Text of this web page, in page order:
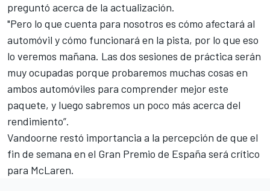
preguntó acerca de la actualización.
"Pero lo que cuenta para nosotros es cómo afectará al
automóvil y cómo funcionará en la pista, por lo que eso
lo veremos mañana. Las dos sesiones de práctica serán
muy ocupadas porque probaremos muchas cosas en
ambos automóviles para comprender mejor este
paquete, y luego sabremos un poco más acerca del
rendimiento”.
Vandoorne restó importancia a la percepción de que el
fin de semana en el Gran Premio de España será crítico
para McLaren.